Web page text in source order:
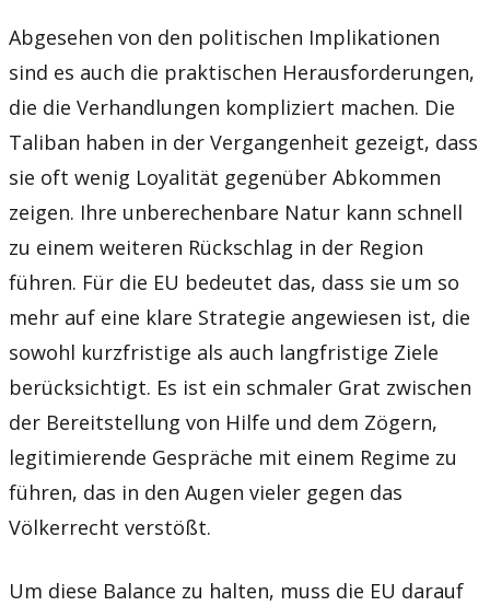
Abgesehen von den politischen Implikationen
sind es auch die praktischen Herausforderungen,
die die Verhandlungen kompliziert machen. Die
Taliban haben in der Vergangenheit gezeigt, dass
sie oft wenig Loyalität gegenüber Abkommen
zeigen. Ihre unberechenbare Natur kann schnell
zu einem weiteren Rückschlag in der Region
führen. Für die EU bedeutet das, dass sie um so
mehr auf eine klare Strategie angewiesen ist, die
sowohl kurzfristige als auch langfristige Ziele
berücksichtigt. Es ist ein schmaler Grat zwischen
der Bereitstellung von Hilfe und dem Zögern,
legitimierende Gespräche mit einem Regime zu
führen, das in den Augen vieler gegen das
Völkerrecht verstößt.
Um diese Balance zu halten, muss die EU darauf